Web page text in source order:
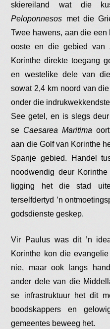
skiereiland wat die
Peloponnesos met die
Twee hawens, aan die
ooste en die gebied van
Korinthe direkte toegang
en westelike dele van
sowat 2,4 km noord van
onder die
See getel, en is slegs
se Caesarea Maritima
aan die Golf van Korinthe
Spanje gebied. Handel
noodwendig deur
ligging het die stad
terselfdertyd ’n
godsdienste geskep.
Vir Paulus was dit ’n
Korinthe kon die
nie, maar ook langs
ander dele van die
se infrastruktuur het dit
boodskappers en
gemeentes beweeg het.